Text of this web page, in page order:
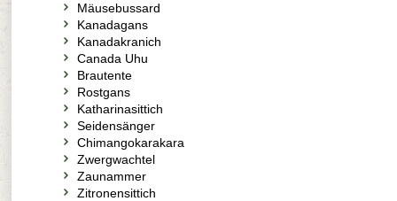
Mäusebussard
Kanadagans
Kanadakranich
Canada Uhu
Brautente
Rostgans
Katharinasittich
Seidensänger
Chimangokarakara
Zwergwachtel
Zaunammer
Zitronensittich